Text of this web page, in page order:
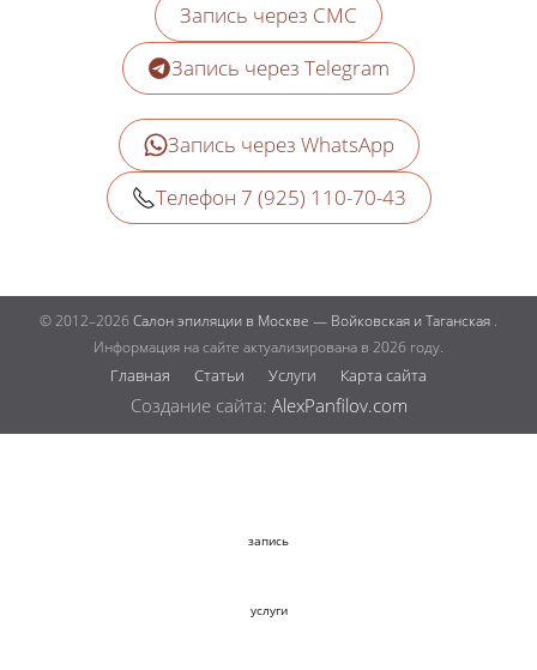
Запись через СМС
Запись через Telegram
Запись через WhatsApp
Телефон 7 (925) 110-70-43
© 2012–2026 Салон эпиляции в Москве — Войковская и Таганская .
Информация на сайте актуализирована в 2026 году.
Главная Статьи Услуги Карта сайта
Создание сайта: AlexPanfilov.com
запись
услуги